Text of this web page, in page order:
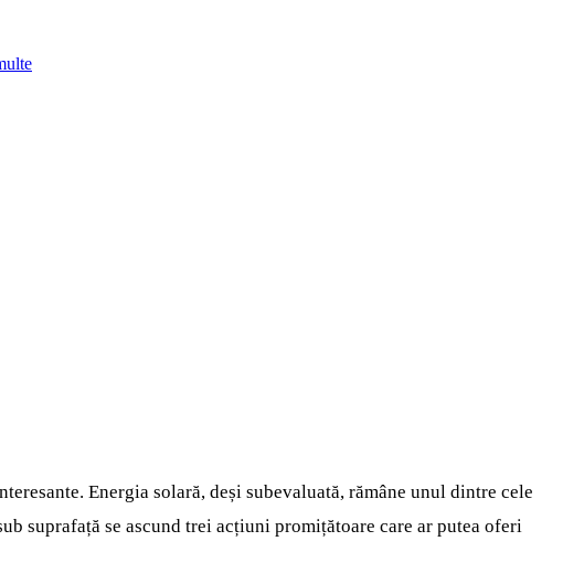
Energia solară, deși subevaluată, rămâne unul dintre cele
suprafață se ascund trei acțiuni promițătoare care ar putea oferi